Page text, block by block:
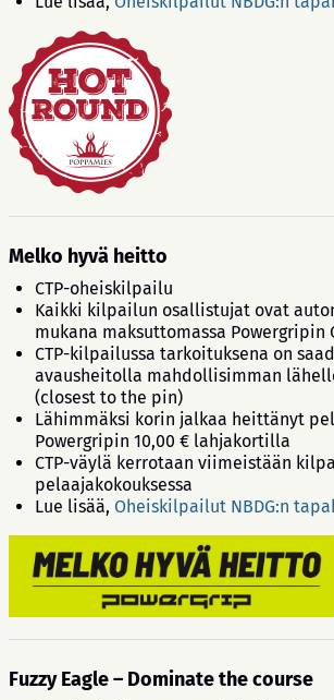
Melko hyvä heitto
CTP-oheiskilpailu
Kaikki kilpailun osallistujat ovat
mukana maksuttomassa Powergripin
CTP-kilpailussa tarkoituksena on
avausheitolla mahdollisimman
(closest to the pin)
Lähimmäksi korin jalkaa heittänyt
Powergripin 10,00 € lahjakortilla
CTP-väylä kerrotaan viimeistään
pelaajakokouksessa
Lue lisää, Oheiskilpailut NBDG:n
Fuzzy Eagle – Dominate the course